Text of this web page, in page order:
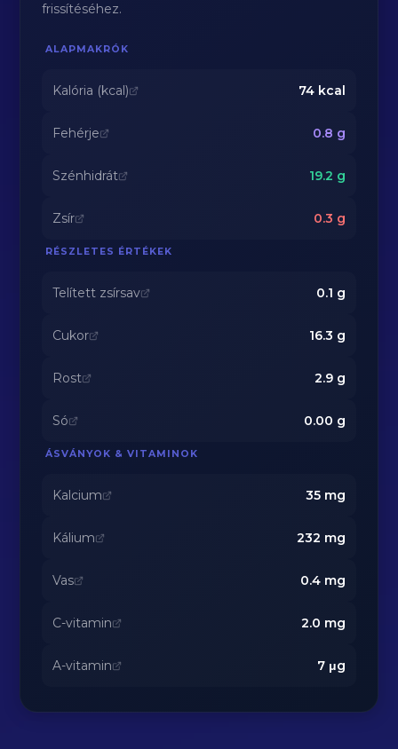
frissítéséhez.
ALAPMAKRÓK
Kalória (kcal) 74kcal
Fehérje 0.8 g
Szénhidrát 19.2 g
Zsír 0.3 g
RÉSZLETES ÉRTÉKEK
Telített zsírsav 0.1 g
Cukor 16.3 g
Rost 2.9g
Só 0.00 g
ÁSVÁNYOK & VITAMINOK
Kalcium 35mg
Kálium 232 mg
Vas 0.4mg
C-vitamin 2.0 mg
A-vitamin 7μg